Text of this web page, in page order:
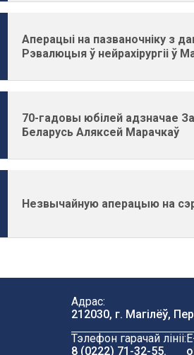
Аперацыі на пазваночніку з
Рэвалюцыя ў нейрахірургіі ў
70-гадовы юбілей адзначае
Беларусь Аляксей Марачкаў
Незвычайную аперацыю на
Адрас:
212030, г. Магілёў,
Тэлефон гарачай лініі:
8 (0222) 71-32-55.